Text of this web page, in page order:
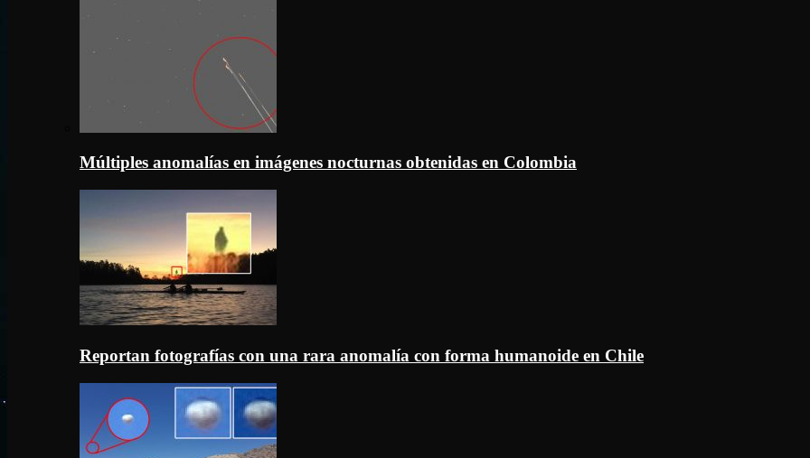
Múltiples anomalías en imágenes nocturnas obtenidas en Colombia
Reportan fotografías con una rara anomalía con forma humanoide en Chile